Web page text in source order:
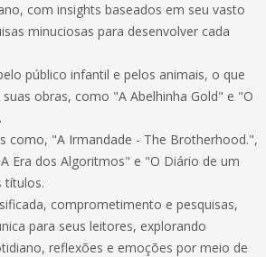
com insights baseados em seu vasto
minuciosas para desenvolver cada
público infantil e pelos animais, o que
obras, como "A Abelhinha Gold" e "O
como, "A Irmandade - The Brotherhood.",
Era dos Algoritmos" e "O Diário de um
títulos.
comprometimento e pesquisas,
para seus leitores, explorando
reflexões e emoções por meio de